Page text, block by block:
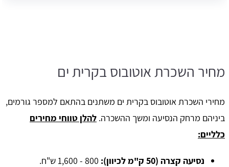
מחיר השכרת אוטובוס בקרית ים
מחירי השכרת אוטובוס בקרית ים משתנים בהתאם למספר גורמים,
ביניהם מרחק הנסיעה ומשך ההשכרה. להלן טווחי מחירים
כלליים:
נסיעה קצרה (50 ק"מ לכיוון): 800 - 1,600 ש"ח.